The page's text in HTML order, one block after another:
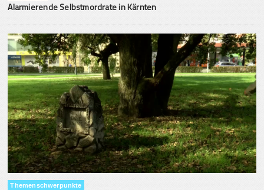
Alarmierende Selbstmordrate in Kärnten
Themenschwerpunkte